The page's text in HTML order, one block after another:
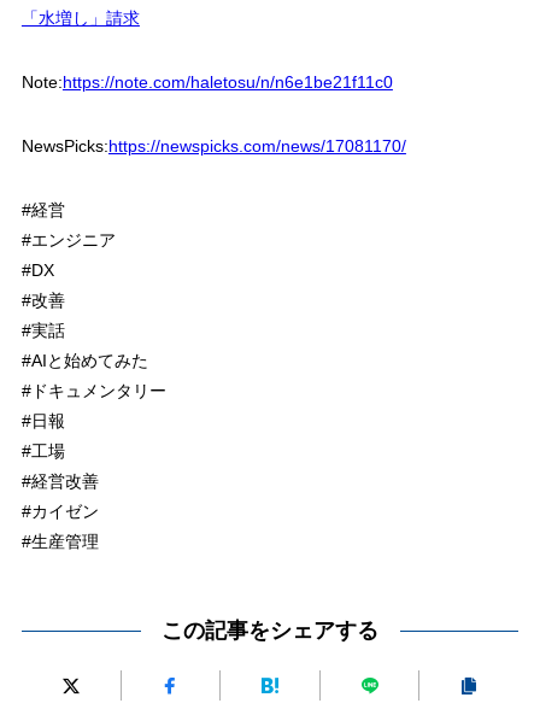
「水増し」請求
Note:https://note.com/haletosu/n/n6e1be21f11c0
NewsPicks:https://newspicks.com/news/17081170/
#経営
#エンジニア
#DX
#改善
#実話
#AIと始めてみた
#ドキュメンタリー
#日報
#工場
#経営改善
#カイゼン
#生産管理
この記事をシェアする